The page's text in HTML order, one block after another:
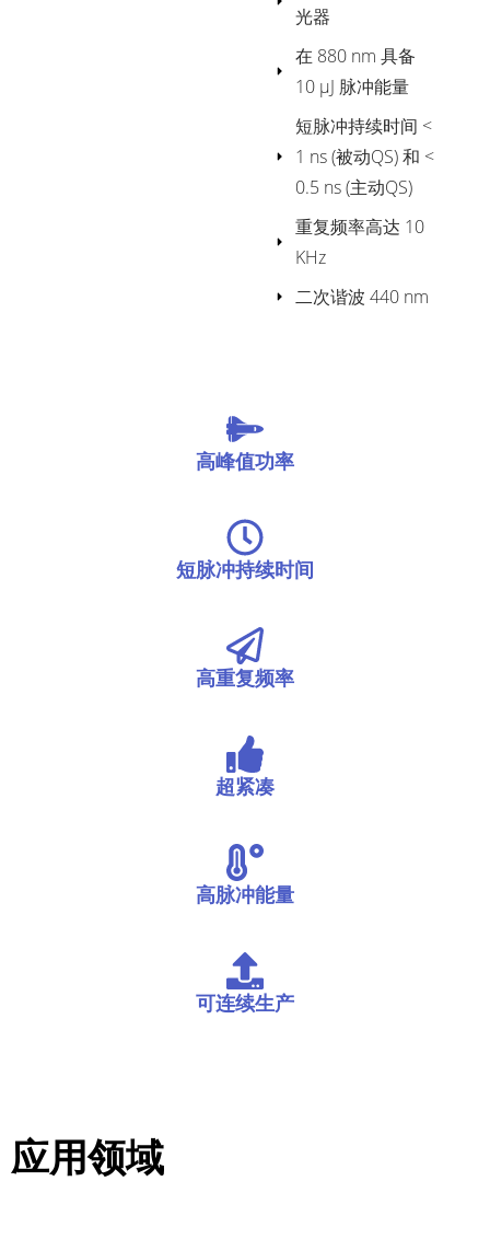
光器
在 880 nm 具备
10 μJ 脉冲能量
短脉冲持续时间 <
1 ns (被动QS) 和 <
0.5 ns (主动QS)
重复频率高达 10
KHz
二次谐波 440 nm
高峰值功率
短脉冲持续时间
高重复频率
超紧凑
高脉冲能量
可连续生产
应用领域